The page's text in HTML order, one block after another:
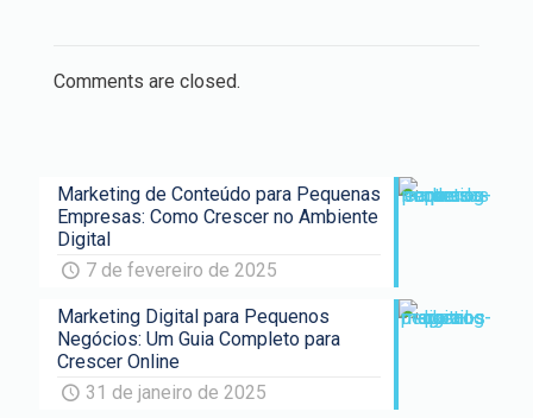
Comments are closed.
Marketing de Conteúdo para Pequenas
Empresas: Como Crescer no Ambiente
Digital
7 de fevereiro de 2025
Marketing Digital para Pequenos
Negócios: Um Guia Completo para
Crescer Online
31 de janeiro de 2025